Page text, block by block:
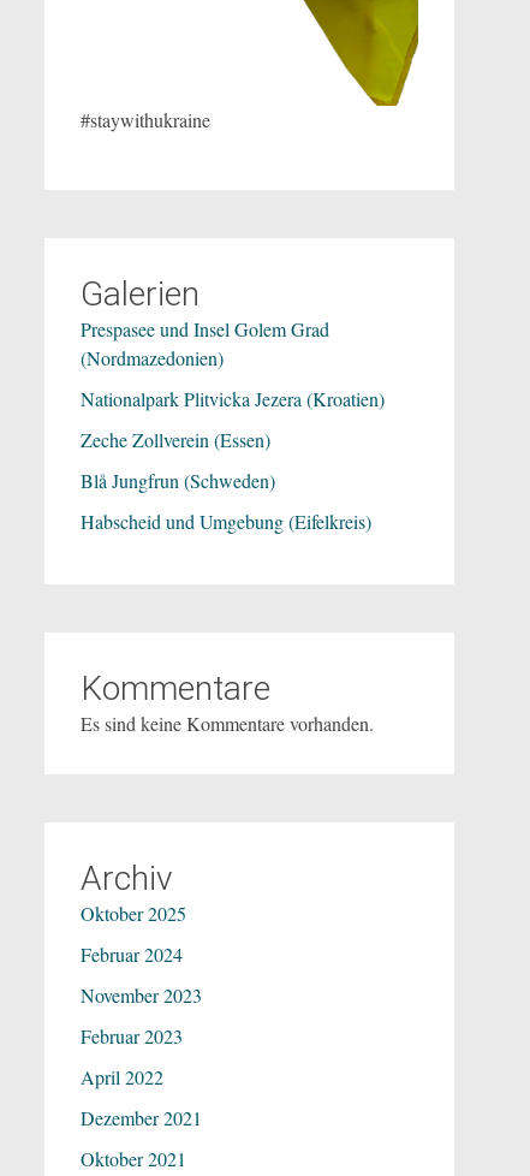
#staywithukraine
Galerien
Prespasee und Insel Golem Grad
(Nordmazedonien)
Nationalpark Plitvicka Jezera (Kroatien)
Zeche Zollverein (Essen)
Blå Jungfrun (Schweden)
Habscheid und Umgebung (Eifelkreis)
Kommentare
Es sind keine Kommentare vorhanden.
Archiv
Oktober 2025
Februar 2024
November 2023
Februar 2023
April 2022
Dezember 2021
Oktober 2021